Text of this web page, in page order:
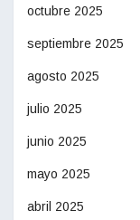
octubre 2025
septiembre 2025
agosto 2025
julio 2025
junio 2025
mayo 2025
abril 2025